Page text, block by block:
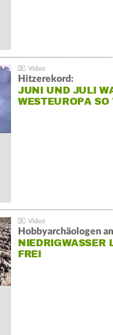
Hitzerekord:
JUNI UND JULI
WESTEUROPA
Hobbyarchäologen
NIEDRIGWASSER
FREI